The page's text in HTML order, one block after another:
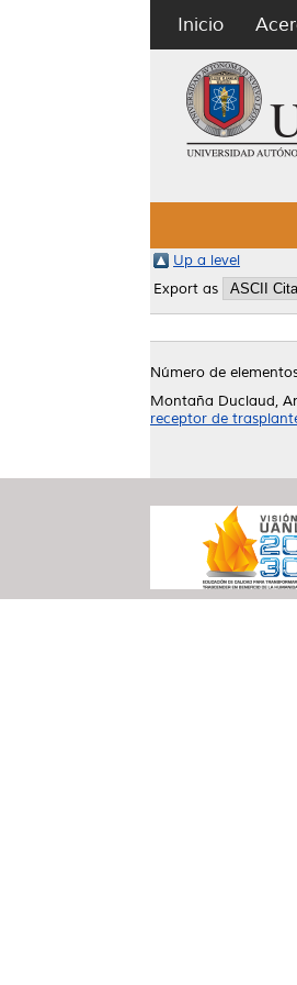
Inicio
Up a level
Export as
Número de
Montaña Duclaud,
receptor de